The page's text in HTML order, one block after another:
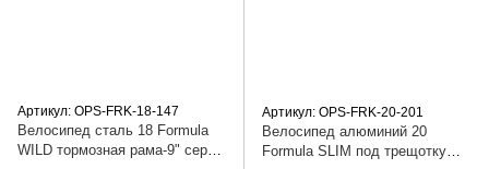
Артикул: OPS-FRK-18-147
Велосипед сталь 18 Formula
WILD тормозная рама-9" серый
Артикул: OPS-FRK-20-201
Велосипед алюминий 20
Formula SLIM под трещотку